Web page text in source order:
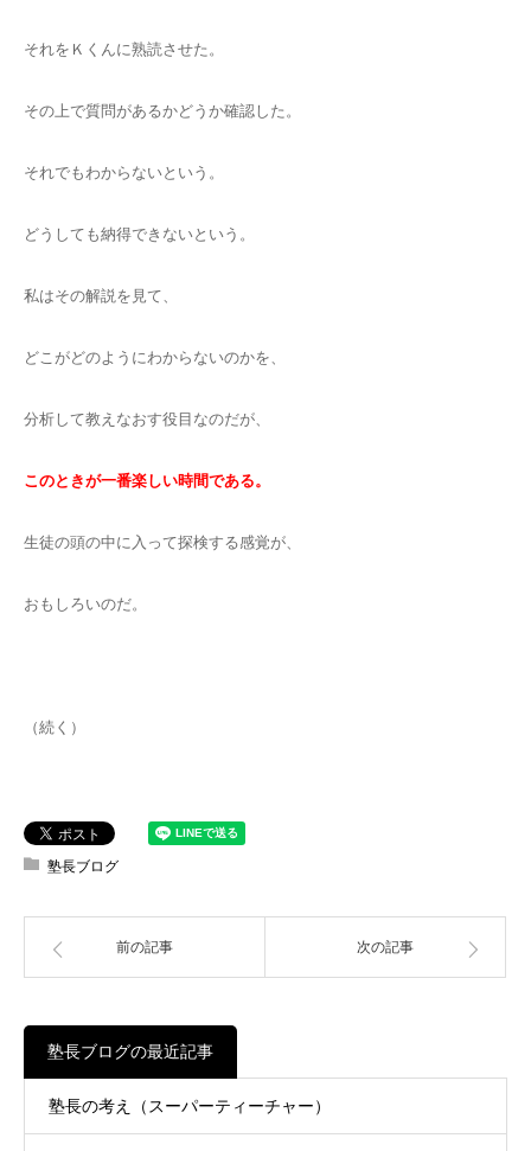
それをＫくんに熟読させた。
その上で質問があるかどうか確認した。
それでもわからないという。
どうしても納得できないという。
私はその解説を見て、
どこがどのようにわからないのかを、
分析して教えなおす役目なのだが、
このときが一番楽しい時間である。
生徒の頭の中に入って探検する感覚が、
おもしろいのだ。
（続く）
塾長ブログ
前の記事 次の記事
塾長ブログの最近記事
塾長の考え（スーパーティーチャー）